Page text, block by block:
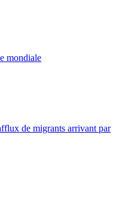
mondiale
de migrants arrivant par